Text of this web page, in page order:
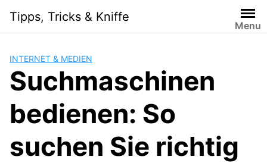
content
Tipps, Tricks & Kniffe
Menu
INTERNET & MEDIEN
Suchmaschinen
bedienen: So
suchen Sie richtig